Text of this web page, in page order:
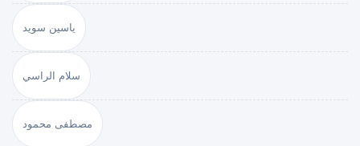
ياسين سويد
سلام الراسي
مصطفى محمود